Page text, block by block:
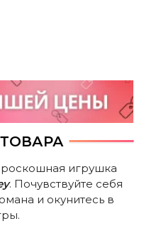
игрушка
. Почувствуйте себя
и окунитесь в